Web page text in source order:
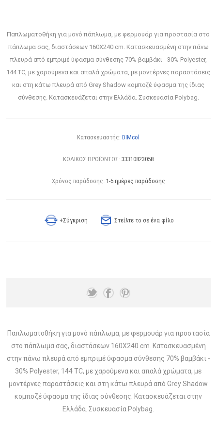
Παπλωματοθήκη για μονό πάπλωμα, με φερμουάρ για προστασία στο
πάπλωμα σας, διαστάσεων 160Χ240 cm. Κατασκευασμένη στην πάνω
πλευρά από εμπριμέ ύφασμα σύνθεσης 70% βαμβάκι - 30% Polyester,
144 TC, με χαρούμενα και απαλά χρώματα, με μοντέρνες παραστάσεις
και στη κάτω πλευρά από Grey Shadow κομποζέ ύφασμα της ίδιας
σύνθεσης. Κατασκευάζεται στην Ελλάδα. Συσκευασία Polybag.
Κατασκευαστής: DIMcol
ΚΩΔΙΚΟΣ ΠΡΟΪΟΝΤΟΣ: 33310823058
Χρόνος παράδοσης: 1-5 ημέρες παράδοσης
+Σύγκριση Στείλτε το σε ένα φίλο
Παπλωματοθήκη για μονό πάπλωμα, με φερμουάρ για προστασία
στο πάπλωμα σας, διαστάσεων 160Χ240 cm. Κατασκευασμένη
στην πάνω πλευρά από εμπριμέ ύφασμα σύνθεσης 70% βαμβάκι -
30% Polyester, 144 TC, με χαρούμενα και απαλά χρώματα, με
μοντέρνες παραστάσεις και στη κάτω πλευρά από Grey Shadow
κομποζέ ύφασμα της ίδιας σύνθεσης. Κατασκευάζεται στην
Ελλάδα. Συσκευασία Polybag.